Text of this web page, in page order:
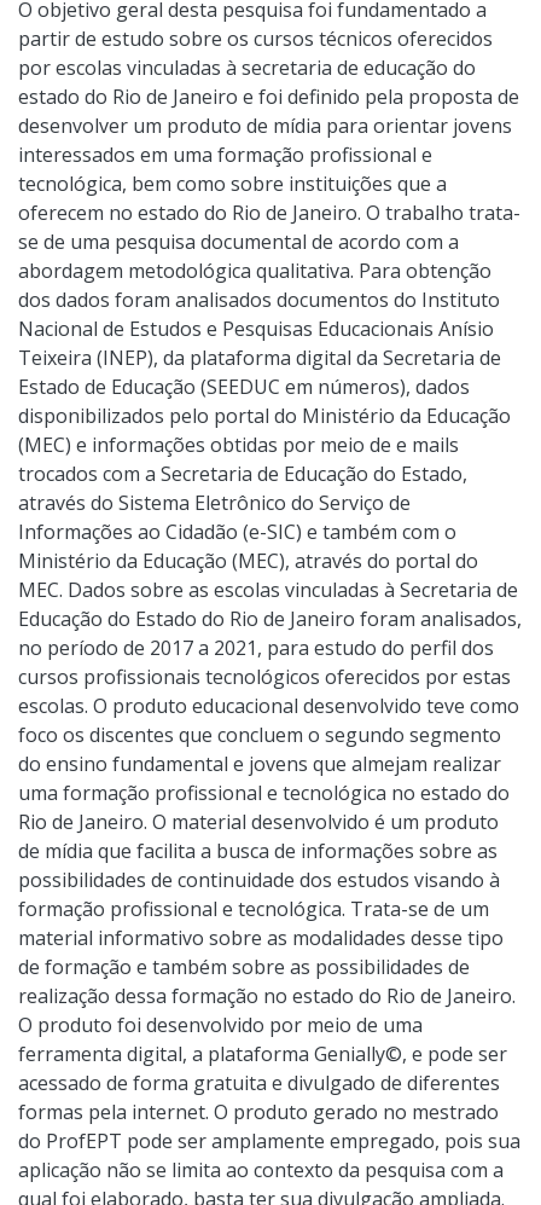
O objetivo geral desta pesquisa foi fundamentado a
partir de estudo sobre os cursos técnicos oferecidos
por escolas vinculadas à secretaria de educação do
estado do Rio de Janeiro e foi definido pela proposta de
desenvolver um produto de mídia para orientar jovens
interessados em uma formação profissional e
tecnológica, bem como sobre instituições que a
oferecem no estado do Rio de Janeiro. O trabalho trata-
se de uma pesquisa documental de acordo com a
abordagem metodológica qualitativa. Para obtenção
dos dados foram analisados documentos do Instituto
Nacional de Estudos e Pesquisas Educacionais Anísio
Teixeira (INEP), da plataforma digital da Secretaria de
Estado de Educação (SEEDUC em números), dados
disponibilizados pelo portal do Ministério da Educação
(MEC) e informações obtidas por meio de e mails
trocados com a Secretaria de Educação do Estado,
através do Sistema Eletrônico do Serviço de
Informações ao Cidadão (e-SIC) e também com o
Ministério da Educação (MEC), através do portal do
MEC. Dados sobre as escolas vinculadas à Secretaria de
Educação do Estado do Rio de Janeiro foram analisados,
no período de 2017 a 2021, para estudo do perfil dos
cursos profissionais tecnológicos oferecidos por estas
escolas. O produto educacional desenvolvido teve como
foco os discentes que concluem o segundo segmento
do ensino fundamental e jovens que almejam realizar
uma formação profissional e tecnológica no estado do
Rio de Janeiro. O material desenvolvido é um produto
de mídia que facilita a busca de informações sobre as
possibilidades de continuidade dos estudos visando à
formação profissional e tecnológica. Trata-se de um
material informativo sobre as modalidades desse tipo
de formação e também sobre as possibilidades de
realização dessa formação no estado do Rio de Janeiro.
O produto foi desenvolvido por meio de uma
ferramenta digital, a plataforma Genially©, e pode ser
acessado de forma gratuita e divulgado de diferentes
formas pela internet. O produto gerado no mestrado
do ProfEPT pode ser amplamente empregado, pois sua
aplicação não se limita ao contexto da pesquisa com a
qual foi elaborado, basta ter sua divulgação ampliada.